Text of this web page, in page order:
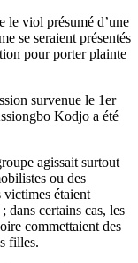
le viol présumé d’une
se seraient présentés
pour porter plainte
survenue le 1er
Kodjo a été
agissait surtout
ou des
victimes étaient
dans certains cas, les
commettaient des
filles.